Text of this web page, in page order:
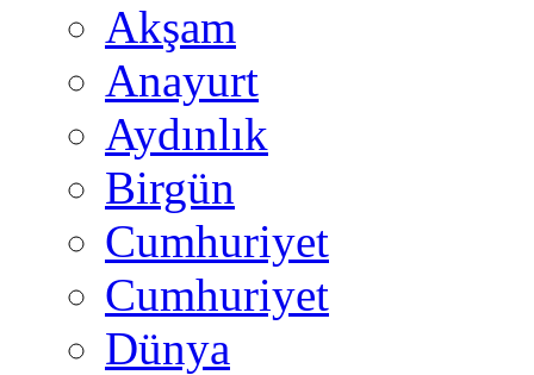
Akşam
Anayurt
Aydınlık
Birgün
Cumhuriyet
Cumhuriyet
Dünya